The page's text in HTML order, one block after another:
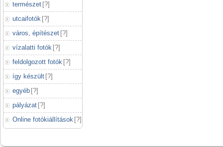
természet [?]
utcaifotók [?]
város, építészet [?]
vízalatti fotók [?]
feldolgozott fotók [?]
így készült [?]
egyéb [?]
pályázat [?]
Online fotókiállítások [?]